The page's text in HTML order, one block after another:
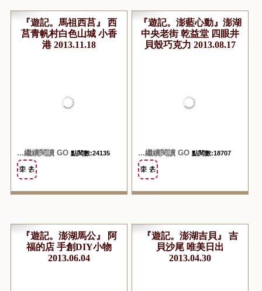
『遊記。馬祖西莒』 西
莒青帆村白色山城 小香
港 2013.11.18
...繼續閱讀 GO 點閱數:24135
『遊記。澎藍心動』澎湖
中央老街 乾益堂 四眼井
貝殼巧克力 2013.08.17
...繼續閱讀 GO 點閱數:18707
『遊記。澎湖馬公』 阿
福的店 手創DIY小物
2013.06.04
『遊記。澎湖吉貝』 吉
貝沙尾 唯美日出
2013.04.30